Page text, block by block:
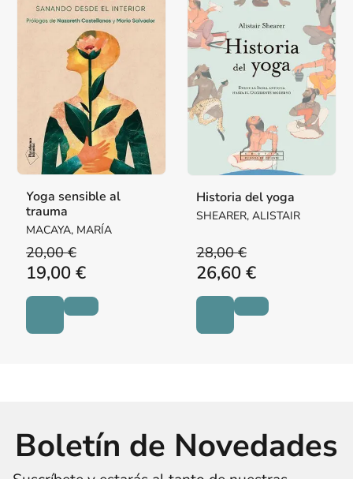
Yoga sensible al
trauma
MACAYA, MARÍA
20,00 €
19,00 €
Historia del yoga
SHEARER, ALISTAIR
28,00 €
26,60 €
Boletín de Novedades